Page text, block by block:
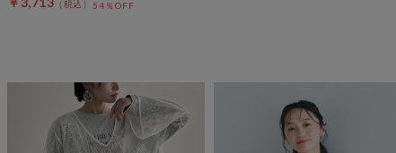
54％OFF